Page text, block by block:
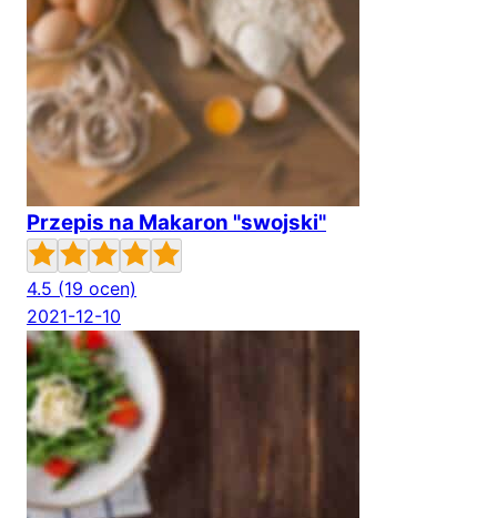
Przepis na Makaron "swojski"
4.5 (19 ocen)
2021-12-10